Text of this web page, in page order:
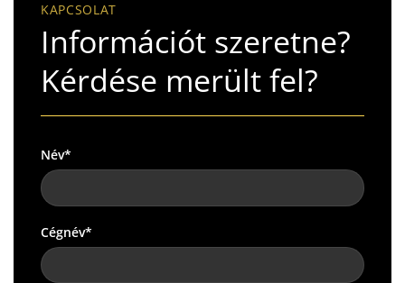
KAPCSOLAT
Információt szeretne?
Kérdése merült fel?
Név*
Cégnév*